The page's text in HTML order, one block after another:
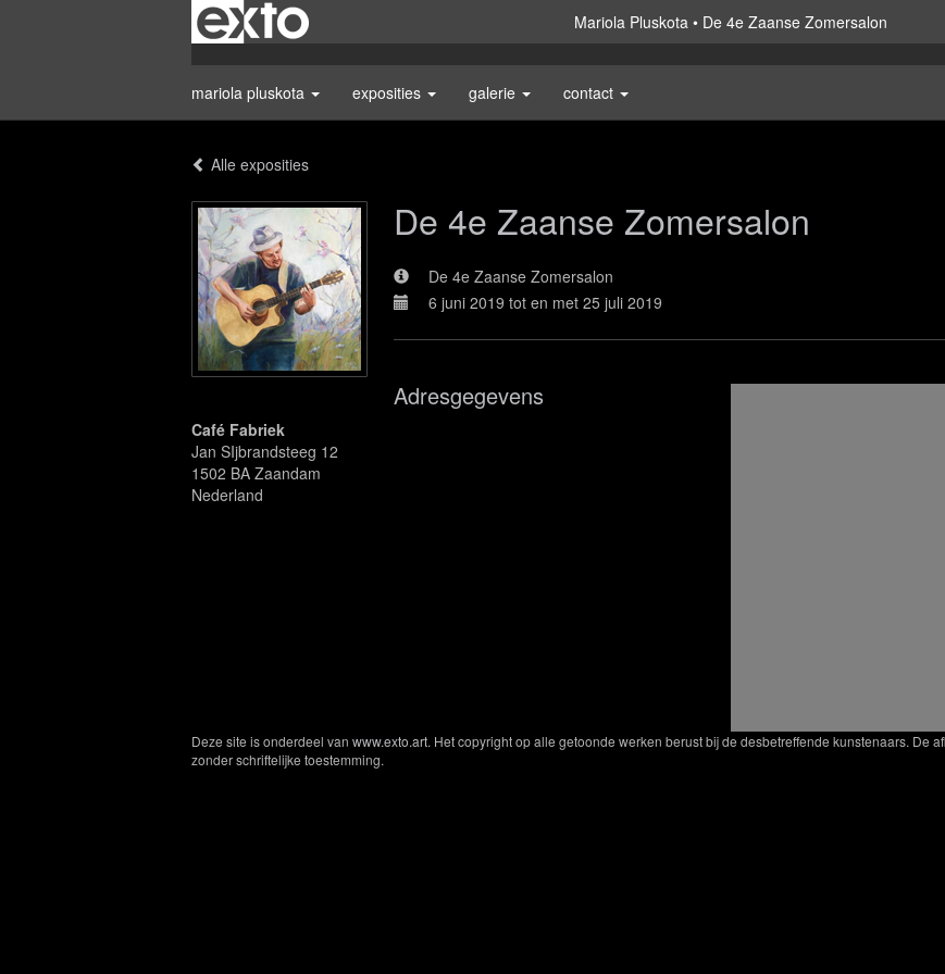
Mariola Pluskota De 4e Zaanse Zomersalon
mariola pluskota exposities galerie contact
Alle exposities
De 4e Zaanse Zomersalon
De 4e Zaanse Zomersalon
6 juni 2019 tot en met 25 juli 2019
Adresgegevens
Café Fabriek
Jan SIjbrandsteeg 12
1502 BA Zaandam
Nederland
Deze site is onderdeel van www.exto.art. Het copyright op alle getoonde werken berust bij de desbetreffende kunstenaars. De
zonder schriftelijke toestemming.